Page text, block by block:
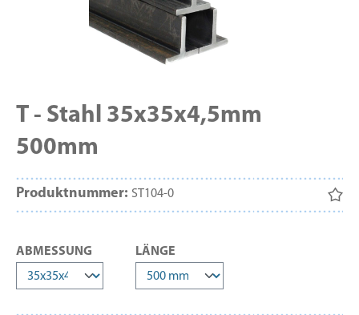
T - Stahl 35x35x4,5mm
500mm
Produktnummer: ST104-0
ABMESSUNG AUSWÄHLEN
LÄNGE